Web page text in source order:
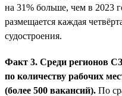
на 31% больше, чем в 2023
размещается каждая
судостроения.
Факт 3. Среди регионов
по количеству рабочих
(более 500 вакансий). По